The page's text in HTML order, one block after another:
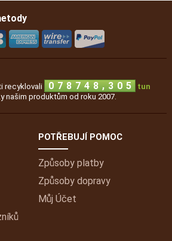
recyklovali 0 7 8 7 4 8 , 3 0 5
tun
našim produktům od roku 2007.
POTŘEBUJÍ POMOC
Způsoby platby
Způsoby dopravy
Můj Účet